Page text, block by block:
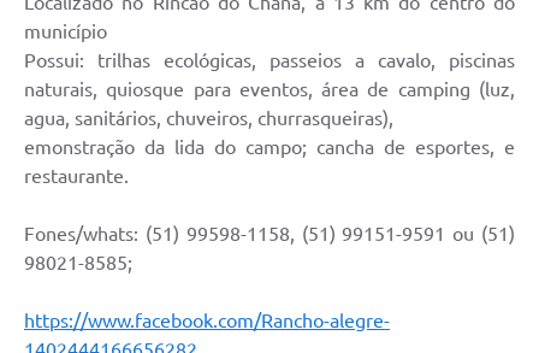
Ouvidoria
Links
Telefones Úteis
Ramais
Carta de Serviços
município
Possui: trilhas ecológicas, passeios a cavalo, piscinas
naturais, quiosque para eventos, área de camping (luz,
agua, sanitários, chuveiros, churrasqueiras),
emonstração da lida do campo; cancha de esportes, e
restaurante.
Fones/whats: (51) 99598-1158, (51) 99151-9591 ou (51)
98021-8585;
https://www.facebook.com/Rancho-alegre-